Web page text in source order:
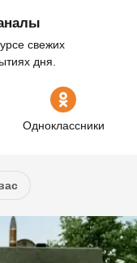
свежих
дня.
Одноклассники